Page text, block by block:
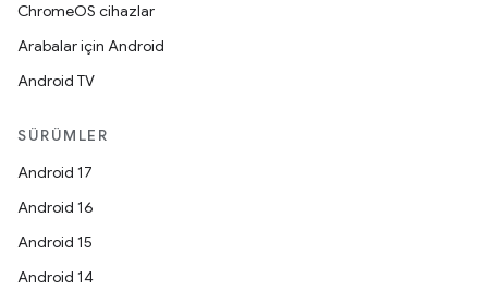
ChromeOS cihazlar
Arabalar için Android
Android TV
SÜRÜMLER
Android 17
Android 16
Android 15
Android 14